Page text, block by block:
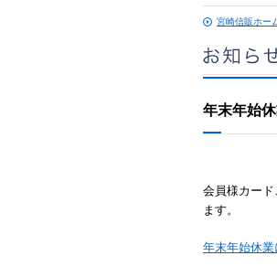
宮崎信販ホー
年末年始
会員様カー
ます。
年末年始休